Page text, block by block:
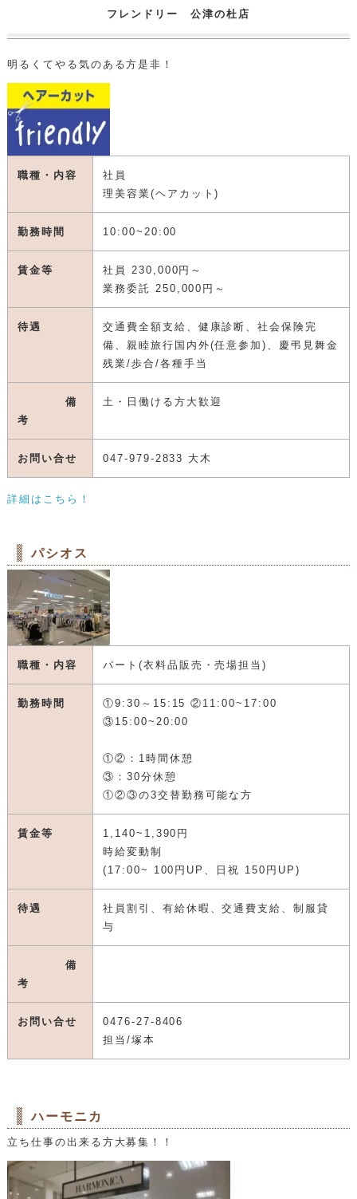
フレンドリー 公津の杜店
明るくてやる気のある方是非！
職種・内容
社員
理美容業(ヘアカット)
勤務時間 10:00~20:00
賃金等
社員 230,000円～
業務委託 250,000円～
待遇
交通費全額支給、健康診断、社会保険完
備、親睦旅行国内外(任意参加)、慶弔見舞金
残業/歩合/各種手当
備
考
土・日働ける方大歓迎
お問い合せ 047-979-2833 大木
詳細はこちら！
パシオス
職種・内容 パート(衣料品販売・売場担当)
勤務時間
①9:30～15:15 ②11:00~17:00
③15:00~20:00
①②：1時間休憩
③：30分休憩
①②③の3交替勤務可能な方
賃金等
1,140~1,390円
時給変動制
(17:00~ 100円UP、日祝 150円UP)
待遇
社員割引、有給休暇、交通費支給、制服貸
与
備
考
お問い合せ
0476-27-8406
担当/塚本
ハーモニカ
立ち仕事の出来る方大募集！！